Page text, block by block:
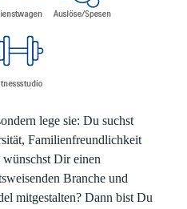
lege sie: Du suchst
Familienfreundlichkeit
Dir einen
Branche und
mitgestalten? Dann bist Du